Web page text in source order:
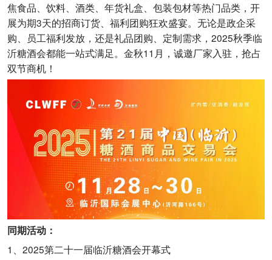
焦食品、饮料、酒类、年货礼盒、包装包材等热门品类，开
展为期3天的招商订货、福利团购狂欢盛宴。无论是政企采
购、员工福利发放，还是礼品团购、定制需求，2025秋季临
沂糖酒会都能一站式满足。金秋11月，诚邀厂家入驻，抢占
双节商机！
同期活动：
1、2025第二十一届临沂糖酒会开幕式